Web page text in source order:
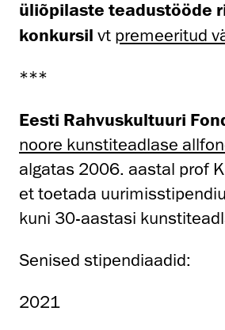
üliõpilaste teadustööde
konkursil vt premeeritud
***
Eesti Rahvuskultuuri
noore kunstiteadlase
algatas 2006. aastal prof
et toetada
kuni 30-aastasi
Senised stipendiaadid:
2021